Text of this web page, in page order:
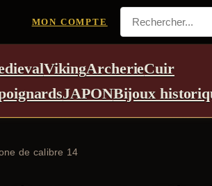
MON COMPTE
VikingArcherieCuir
JAPONBijoux
de calibre 14